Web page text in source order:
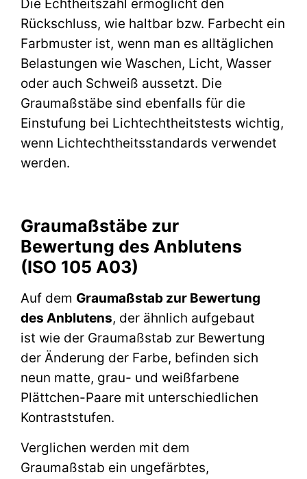
Die Echtheitszahl ermöglicht den
Rückschluss, wie haltbar bzw. Farbecht ein
Farbmuster ist, wenn man es alltäglichen
Belastungen wie Waschen, Licht, Wasser
oder auch Schweiß aussetzt. Die
Graumaßstäbe sind ebenfalls für die
Einstufung bei Lichtechtheitstests wichtig,
wenn Lichtechtheitsstandards verwendet
werden.
Graumaßstäbe zur
Bewertung des Anblutens
(ISO 105 A03)
Auf dem Graumaßstab zur Bewertung
des Anblutens, der ähnlich aufgebaut
ist wie der Graumaßstab zur Bewertung
der Änderung der Farbe, befinden sich
neun matte, grau- und weißfarbene
Plättchen-Paare mit unterschiedlichen
Kontraststufen.
Verglichen werden mit dem
Graumaßstab ein ungefärbtes,